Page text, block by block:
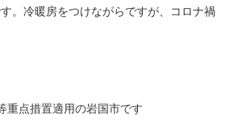
。冷暖房をつけながらですが、コロナ禍
重点措置適用の岩国市です